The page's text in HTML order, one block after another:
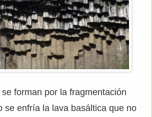
forman por la fragmentación
se enfría la lava basáltica que no